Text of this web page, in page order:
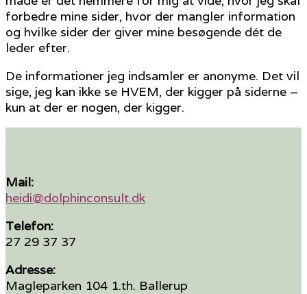
forbedre mine sider, hvor der mangler information
og hvilke sider der giver mine besøgende dét de
leder efter.
De informationer jeg indsamler er anonyme. Det vil
sige, jeg kan ikke se HVEM, der kigger på siderne –
kun at der er nogen, der kigger.
Mail:
heidi@dolphinconsult.dk
Telefon:
27 29 37 37
Adresse:
Magleparken 104 1.th. Ballerup